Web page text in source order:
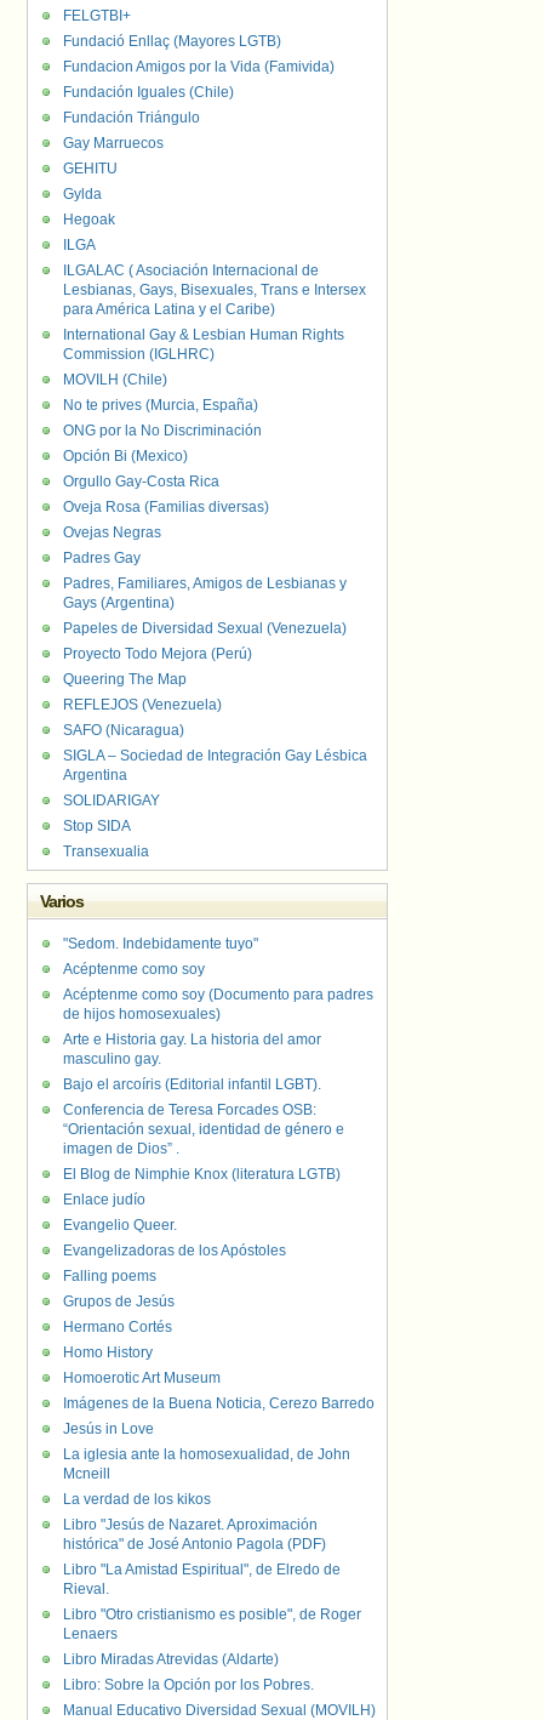
FELGTBI+
Fundació Enllaç (Mayores LGTB)
Fundacion Amigos por la Vida (Famivida)
Fundación Iguales (Chile)
Fundación Triángulo
Gay Marruecos
GEHITU
Gylda
Hegoak
ILGA
ILGALAC ( Asociación Internacional de
Lesbianas, Gays, Bisexuales, Trans e Intersex
para América Latina y el Caribe)
International Gay & Lesbian Human Rights
Commission (IGLHRC)
MOVILH (Chile)
No te prives (Murcia, España)
ONG por la No Discriminación
Opción Bi (Mexico)
Orgullo Gay-Costa Rica
Oveja Rosa (Familias diversas)
Ovejas Negras
Padres Gay
Padres, Familiares, Amigos de Lesbianas y
Gays (Argentina)
Papeles de Diversidad Sexual (Venezuela)
Proyecto Todo Mejora (Perú)
Queering The Map
REFLEJOS (Venezuela)
SAFO (Nicaragua)
SIGLA – Sociedad de Integración Gay Lésbica
Argentina
SOLIDARIGAY
Stop SIDA
Transexualia
Varios
"Sedom. Indebidamente tuyo"
Acéptenme como soy
Acéptenme como soy (Documento para padres
de hijos homosexuales)
Arte e Historia gay. La historia del amor
masculino gay.
Bajo el arcoíris (Editorial infantil LGBT).
Conferencia de Teresa Forcades OSB:
“Orientación sexual, identidad de género e
imagen de Dios” .
El Blog de Nimphie Knox (literatura LGTB)
Enlace judío
Evangelio Queer.
Evangelizadoras de los Apóstoles
Falling poems
Grupos de Jesús
Hermano Cortés
Homo History
Homoerotic Art Museum
Imágenes de la Buena Noticia, Cerezo Barredo
Jesús in Love
La iglesia ante la homosexualidad, de John
Mcneill
La verdad de los kikos
Libro "Jesús de Nazaret. Aproximación
histórica" de José Antonio Pagola (PDF)
Libro "La Amistad Espiritual", de Elredo de
Rieval.
Libro "Otro cristianismo es posible", de Roger
Lenaers
Libro Miradas Atrevidas (Aldarte)
Libro: Sobre la Opción por los Pobres.
Manual Educativo Diversidad Sexual (MOVILH)